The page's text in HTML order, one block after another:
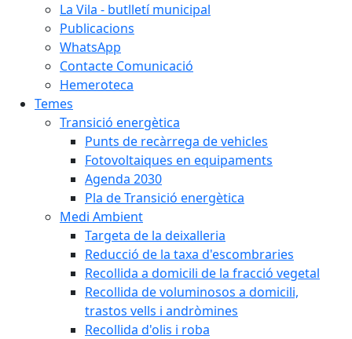
La Vila - butlletí municipal
Publicacions
WhatsApp
Contacte Comunicació
Hemeroteca
Temes
Transició energètica
Punts de recàrrega de vehicles
Fotovoltaiques en equipaments
Agenda 2030
Pla de Transició energètica
Medi Ambient
Targeta de la deixalleria
Reducció de la taxa d'escombraries
Recollida a domicili de la fracció vegetal
Recollida de voluminosos a domicili,
trastos vells i andròmines
Recollida d'olis i roba